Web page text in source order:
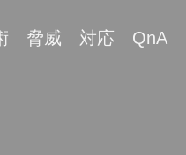
脅威 対応 QnA